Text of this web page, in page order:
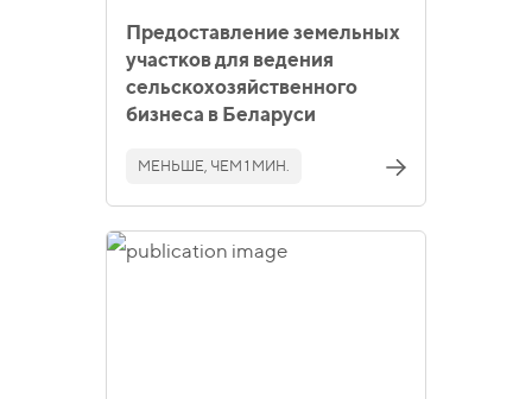
Предоставление земельных
участков для ведения
сельскохозяйственного
бизнеса в Беларуси
МЕНЬШЕ, ЧЕМ 1 МИН.